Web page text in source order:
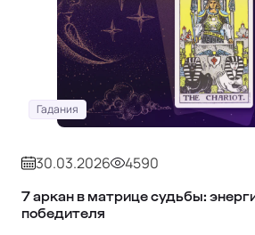
Гадания
30.03.2026 4590
7 аркан в матрице судьбы:
победителя